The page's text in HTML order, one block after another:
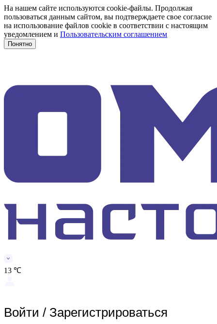
На нашем сайте используются cookie-файлы. Продолжая
пользоваться данным сайтом, вы подтверждаете свое согласие
на использование файлов cookie в соответствии с настоящим
уведомлением и Пользовательским соглашением
Понятно
13 ℃
Войти / Зарегистрироваться